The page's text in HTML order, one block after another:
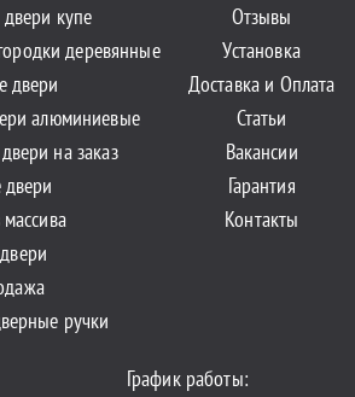
купе
деревянные
двери
алюминиевые
на заказ
двери
ручки
Отзывы
Установка
Доставка и Оплата
Статьи
Вакансии
Гарантия
Контакты
График работы: